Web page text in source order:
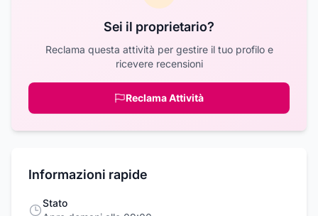
Sei il proprietario?
Reclama questa attività per gestire il tuo profilo e
ricevere recensioni
Reclama Attività
Informazioni rapide
Stato